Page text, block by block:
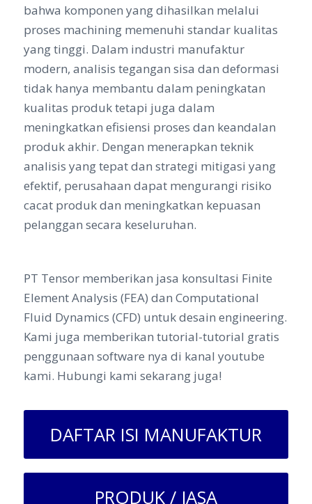
bahwa komponen yang dihasilkan melalui
proses machining memenuhi standar kualitas
yang tinggi. Dalam industri manufaktur
modern, analisis tegangan sisa dan deformasi
tidak hanya membantu dalam peningkatan
kualitas produk tetapi juga dalam
meningkatkan efisiensi proses dan keandalan
produk akhir. Dengan menerapkan teknik
analisis yang tepat dan strategi mitigasi yang
efektif, perusahaan dapat mengurangi risiko
cacat produk dan meningkatkan kepuasan
pelanggan secara keseluruhan.
PT Tensor memberikan jasa konsultasi Finite
Element Analysis (FEA) dan Computational
Fluid Dynamics (CFD) untuk desain engineering.
Kami juga memberikan tutorial-tutorial gratis
penggunaan software nya di kanal youtube
kami. Hubungi kami sekarang juga!
DAFTAR ISI MANUFAKTUR
PRODUK / JASA